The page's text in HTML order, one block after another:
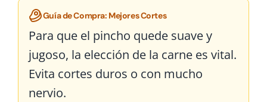
Guía de Compra: Mejores Cortes
Para que el pincho quede suave y
jugoso, la elección de la carne es vital.
Evita cortes duros o con mucho
nervio.